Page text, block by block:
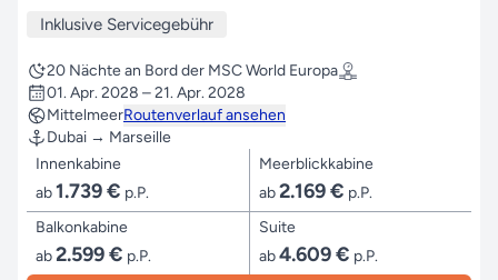
Inklusive Servicegebühr
20 Nächte an Bord der MSC World Europa
01. Apr. 2028 – 21. Apr. 2028
MittelmeerRoutenverlauf ansehen
Dubai → Marseille
Innenkabine
ab1.739 € p.P.
Meerblickkabine
ab2.169 € p.P.
Balkonkabine
ab2.599 € p.P.
Suite
ab4.609 € p.P.